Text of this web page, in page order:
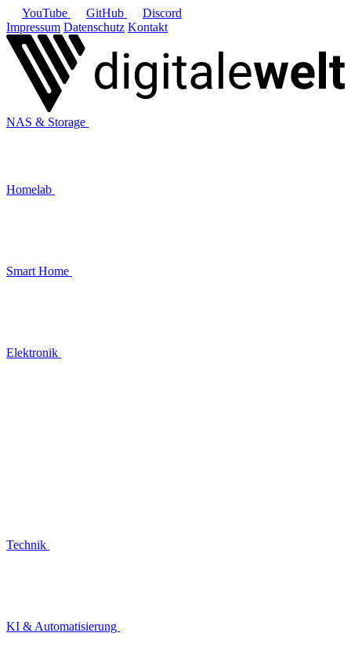
YouTube GitHub
Discord
Impressum Datenschutz Kontakt
NAS & Storage
Homelab
Smart Home
Elektronik
Technik
KI & Automatisierung